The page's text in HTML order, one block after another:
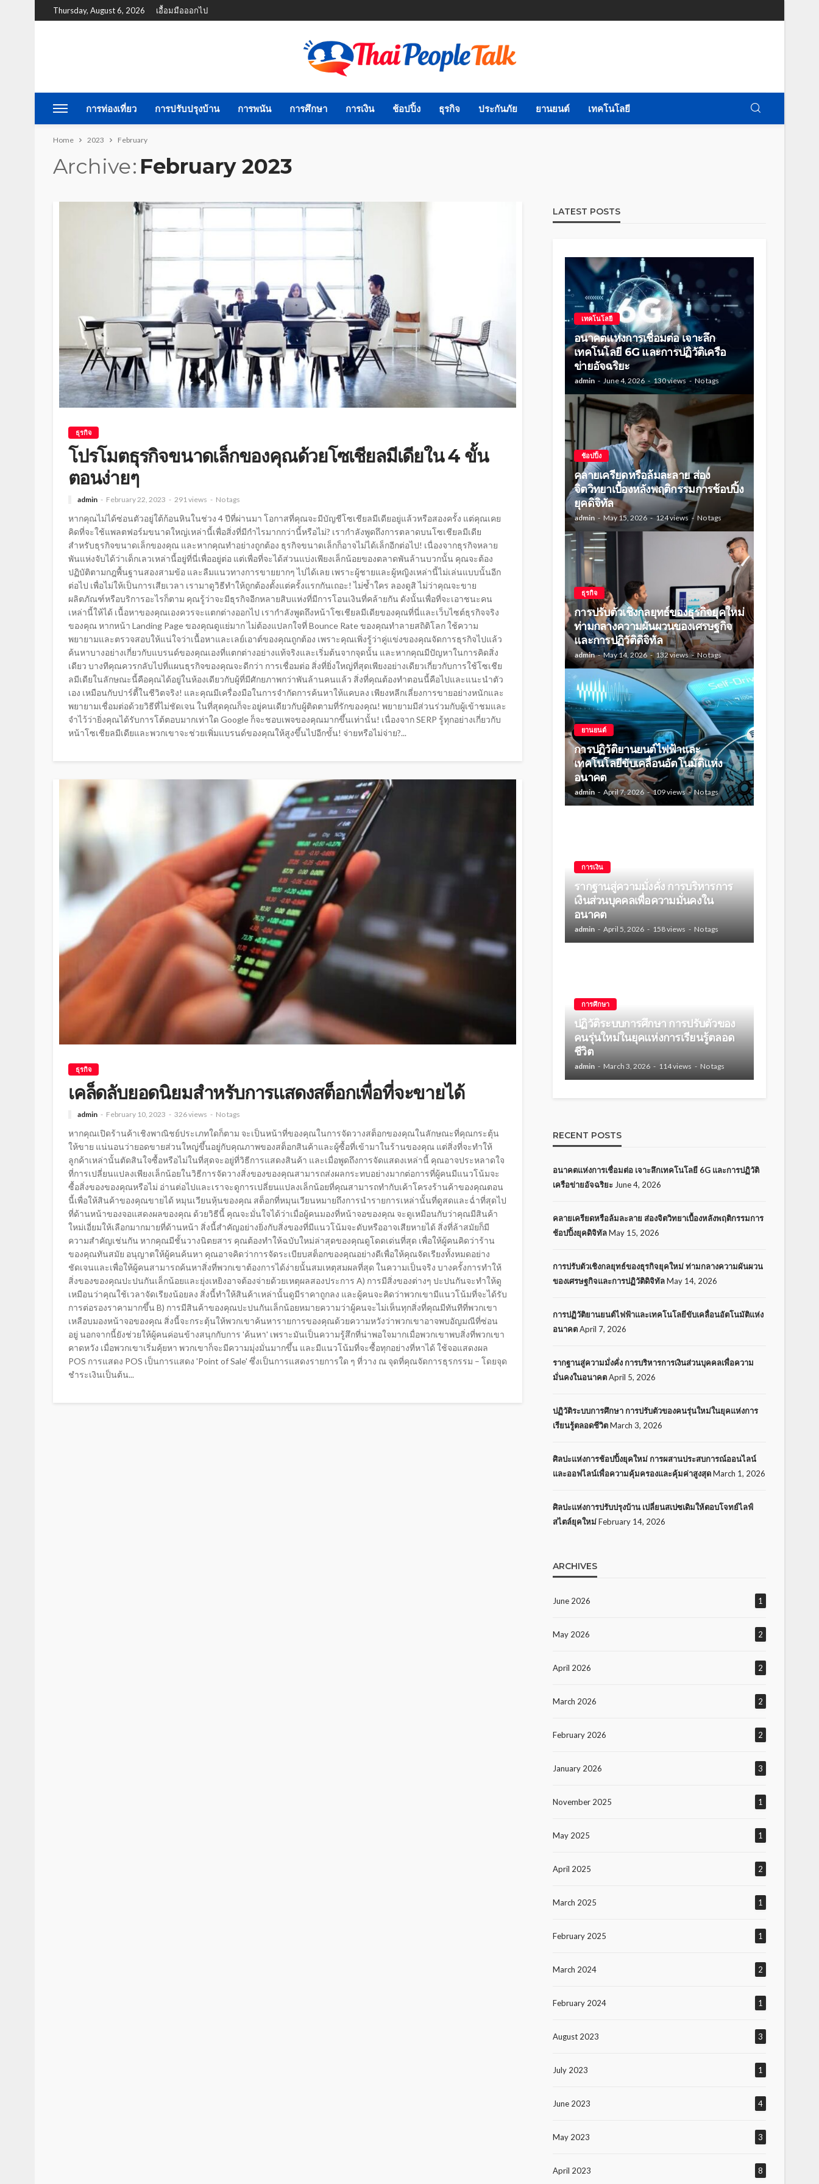
Thursday, August 6, 2026 เอื้อมมือออกไป
การท่องเที่ยว การปรับปรุงบ้าน การพนัน การศึกษา การเงิน ช้อปปิ้ง ธุรกิจ ประกันภัย ยานยนต์ เทคโนโลยี
Home 2023 February
Archive February 2023
ธุรกิจ
โปรโมตธุรกิจขนาดเล็กของคุณด้วยโซเชียลมีเดียใน 4 ขั้น
ตอนง่ายๆ
admin February 22, 2023 291 views No tags
หากคุณไม่ได้ซ่อนตัวอยู่ใต้ก้อนหินในช่วง 4 ปีที่ผ่านมา โอกาสที่คุณจะมีบัญชีโซเชียลมีเดียอยู่แล้วหรือสองครั้ง แต่คุณเคย
คิดที่จะใช้แพลตฟอร์มขนาดใหญ่เหล่านี้เพื่อสิ่งที่มีกำไรมากกว่านี้หรือไม่? เรากำลังพูดถึงการตลาดบนโซเชียลมีเดีย
สำหรับธุรกิจขนาดเล็กของคุณ และหากคุณทำอย่างถูกต้อง ธุรกิจขนาดเล็กก็อาจไม่ได้เล็กอีกต่อไป! เนื่องจากธุรกิจหลาย
พันแห่งจับได้ว่าเด็กเลวเหล่านี้อยู่ที่นี่เพื่ออยู่ต่อ แต่เพื่อที่จะได้ส่วนแบ่งเพียงเล็กน้อยของตลาดพันล้านบวกนั้น คุณจะต้อง
ปฏิบัติตามกฎพื้นฐานสองสามข้อ และลืมแนวทางการขายยากๆ ไปได้เลย เพราะผู้ชายและผู้หญิงเหล่านี้ไม่เล่นแบบนั้นอีก
ต่อไป เพื่อไม่ให้เป็นการเสียเวลา เรามาดูวิธีทำให้ถูกต้องตั้งแต่ครั้งแรกกันเถอะ! ไม่ซ้ำใคร ลองดูสิ ไม่ว่าคุณจะขาย
ผลิตภัณฑ์หรือบริการอะไรก็ตาม คุณรู้ว่าจะมีธุรกิจอีกหลายสิบแห่งที่มีการโอนเงินที่คล้ายกัน ดังนั้นเพื่อที่จะเอาชนะคน
เหล่านี้ให้ได้ เนื้อหาของคุณเองควรจะแตกต่างออกไป เรากำลังพูดถึงหน้าโซเชียลมีเดียของคุณที่นี่และเว็บไซต์ธุรกิจจริง
ของคุณ หากหน้า Landing Page ของคุณดูแย่มาก ไม่ต้องแปลกใจที่ Bounce Rate ของคุณทำลายสถิติโลก ใช้ความ
พยายามและตรวจสอบให้แน่ใจว่าเนื้อหาและเลย์เอาต์ของคุณถูกต้อง เพราะคุณเพิ่งรู้ว่าคู่แข่งของคุณจัดการธุรกิจไปแล้ว
ค้นหาบางอย่างเกี่ยวกับแบรนด์ของคุณเองที่แตกต่างอย่างแท้จริงและเริ่มต้นจากจุดนั้น และหากคุณมีปัญหาในการคิดสิ่ง
เดียว บางทีคุณควรกลับไปที่แผนธุรกิจของคุณจะดีกว่า การเชื่อมต่อ สิ่งที่ยิ่งใหญ่ที่สุดเพียงอย่างเดียวเกี่ยวกับการใช้โซเชีย
ลมีเดียในลักษณะนี้คือคุณได้อยู่ในห้องเดียวกับผู้ที่มีศักยภาพกว่าพันล้านคนแล้ว สิ่งที่คุณต้องทำตอนนี้คือไปและแนะนำตัว
เอง เหมือนกับปาร์ตี้ในชีวิตจริง! และคุณมีเครื่องมือในการจำกัดการค้นหาให้แคบลง เพียงหลีกเลี่ยงการขายอย่างหนักและ
พยายามเชื่อมต่อด้วยวิธีที่ไม่ชัดเจน ในที่สุดคุณก็จะอยู่คนเดียวกับผู้ติดตามที่รักของคุณ! พยายามมีส่วนร่วมกับผู้เข้าชมและ
จำไว้ว่ายิ่งคุณได้รับการโต้ตอบมากเท่าใด Google ก็จะชอบเพจของคุณมากขึ้นเท่านั้น! เนื่องจาก SERP รู้ทุกอย่างเกี่ยวกับ
หน้าโซเชียลมีเดียและพวกเขาจะช่วยเพิ่มแบรนด์ของคุณให้สูงขึ้นไปอีกขั้น! จ่ายหรือไม่จ่าย?...
ธุรกิจ
เคล็ดลับยอดนิยมสำหรับการแสดงสต็อกเพื่อที่จะขายได้
admin February 10, 2023 326 views No tags
หากคุณเปิดร้านค้าเชิงพาณิชย์ประเภทใดก็ตาม จะเป็นหน้าที่ของคุณในการจัดวางสต็อกของคุณในลักษณะที่คุณกระตุ้น
ให้ขาย แน่นอนว่ายอดขายส่วนใหญ่ขึ้นอยู่กับคุณภาพของสต็อกสินค้าและผู้ซื้อที่เข้ามาในร้านของคุณ แต่สิ่งที่จะทำให้
ลูกค้าเหล่านั้นตัดสินใจซื้อหรือไม่ในที่สุดจะอยู่ที่วิธีการแสดงสินค้า และเมื่อพูดถึงการจัดแสดงเหล่านี้ คุณอาจประหลาดใจ
ที่การเปลี่ยนแปลงเพียงเล็กน้อยในวิธีการจัดวางสิ่งของของคุณสามารถส่งผลกระทบอย่างมากต่อการที่ผู้คนมีแนวโน้มจะ
ซื้อสิ่งของของคุณหรือไม่ อ่านต่อไปและเราจะดูการเปลี่ยนแปลงเล็กน้อยที่คุณสามารถทำกับเค้าโครงร้านค้าของคุณตอน
นี้เพื่อให้สินค้าของคุณขายได้ หมุนเวียนหุ้นของคุณ สต็อกที่หมุนเวียนหมายถึงการนำรายการเหล่านั้นที่ดูสดและฉ่ำที่สุดไป
ที่ด้านหน้าของจอแสดงผลของคุณ ด้วยวิธีนี้ คุณจะมั่นใจได้ว่าเมื่อผู้คนมองที่หน้าจอของคุณ จะดูเหมือนกับว่าคุณมีสินค้า
ใหม่เอี่ยมให้เลือกมากมายที่ด้านหน้า สิ่งนี้สำคัญอย่างยิ่งกับสิ่งของที่มีแนวโน้มจะดับหรืออาจเสียหายได้ สิ่งที่ล้าสมัยก็มี
ความสำคัญเช่นกัน หากคุณมีชั้นวางนิตยสาร คุณต้องทำให้ฉบับใหม่ล่าสุดของคุณดูโดดเด่นที่สุด เพื่อให้ผู้คนคิดว่าร้าน
ของคุณทันสมัย อนุญาตให้ผู้คนค้นหา คุณอาจคิดว่าการจัดระเบียบสต็อกของคุณอย่างดีเพื่อให้คุณจัดเรียงทั้งหมดอย่าง
ชัดเจนและเพื่อให้ผู้คนสามารถค้นหาสิ่งที่พวกเขาต้องการได้ง่ายนั้นสมเหตุสมผลที่สุด ในความเป็นจริง บางครั้งการทำให้
สิ่งของของคุณปะปนกันเล็กน้อยและยุ่งเหยิงอาจต้องจ่ายด้วยเหตุผลสองประการ A) การมีสิ่งของต่างๆ ปะปนกันจะทำให้ดู
เหมือนว่าคุณใช้เวลาจัดเรียงน้อยลง สิ่งนี้ทำให้สินค้าเหล่านั้นดูมีราคาถูกลง และผู้คนจะคิดว่าพวกเขามีแนวโน้มที่จะได้รับ
การต่อรองราคามากขึ้น B) การมีสินค้าของคุณปะปนกันเล็กน้อยหมายความว่าผู้คนจะไม่เห็นทุกสิ่งที่คุณมีทันทีที่พวกเขา
เหลือบมองหน้าจอของคุณ สิ่งนี้จะกระตุ้นให้พวกเขาค้นหารายการของคุณด้วยความหวังว่าพวกเขาอาจพบอัญมณีที่ซ่อน
อยู่ นอกจากนี้ยังช่วยให้ผู้คนค่อนข้างสนุกกับการ 'ค้นหา' เพราะมันเป็นความรู้สึกที่น่าพอใจมากเมื่อพวกเขาพบสิ่งที่พวกเขา
คาดหวัง เมื่อพวกเขาเริ่มคุ้ยหา พวกเขาก็จะมีความมุ่งมั่นมากขึ้น และมีแนวโน้มที่จะซื้อทุกอย่างที่หาได้ ใช้จอแสดงผล
POS การแสดง POS เป็นการแสดง 'Point of Sale' ซึ่งเป็นการแสดงรายการใด ๆ ที่วาง ณ จุดที่คุณจัดการธุรกรรม – โดยจุด
ชำระเงินเป็นต้น...
LATEST POSTS
เทคโนโลยี
อนาคตแห่งการเชื่อมต่อ เจาะลึก
เทคโนโลยี 6G และการปฏิวัติเครือ
ข่ายอัจฉริยะ
admin June 4, 2026 130 views No tags
ช้อปปิ้ง
คลายเครียดหรือล้มละลาย ส่อง
จิตวิทยาเบื้องหลังพฤติกรรมการช้อปปิ้ง
ยุคดิจิทัล
admin May 15, 2026 124 views No tags
ธุรกิจ
การปรับตัวเชิงกลยุทธ์ของธุรกิจยุคใหม่
ท่ามกลางความผันผวนของเศรษฐกิจ
และการปฏิวัติดิจิทัล
admin May 14, 2026 132 views No tags
ยานยนต์
การปฏิวัติยานยนต์ไฟฟ้าและ
เทคโนโลยีขับเคลื่อนอัตโนมัติแห่ง
อนาคต
admin April 7, 2026 109 views No tags
การเงิน
รากฐานสู่ความมั่งคั่ง การบริหารการ
เงินส่วนบุคคลเพื่อความมั่นคงใน
อนาคต
admin April 5, 2026 158 views No tags
การศึกษา
ปฏิวัติระบบการศึกษา การปรับตัวของ
คนรุ่นใหม่ในยุคแห่งการเรียนรู้ตลอด
ชีวิต
admin March 3, 2026 114 views No tags
RECENT POSTS
อนาคตแห่งการเชื่อมต่อ เจาะลึกเทคโนโลยี 6G และการปฏิวัติ
เครือข่ายอัจฉริยะ June 4, 2026
คลายเครียดหรือล้มละลาย ส่องจิตวิทยาเบื้องหลังพฤติกรรมการ
ช้อปปิ้งยุคดิจิทัลMay 15, 2026
การปรับตัวเชิงกลยุทธ์ของธุรกิจยุคใหม่ ท่ามกลางความผันผวน
ของเศรษฐกิจและการปฏิวัติดิจิทัลMay 14, 2026
การปฏิวัติยานยนต์ไฟฟ้าและเทคโนโลยีขับเคลื่อนอัตโนมัติแห่ง
อนาคตApril 7, 2026
รากฐานสู่ความมั่งคั่ง การบริหารการเงินส่วนบุคคลเพื่อความ
มั่นคงในอนาคตApril 5, 2026
ปฏิวัติระบบการศึกษา การปรับตัวของคนรุ่นใหม่ในยุคแห่งการ
เรียนรู้ตลอดชีวิตMarch 3, 2026
ศิลปะแห่งการช้อปปิ้งยุคใหม่ การผสานประสบการณ์ออนไลน์
และออฟไลน์เพื่อความคุ้มครองและคุ้มค่าสูงสุดMarch 1, 2026
ศิลปะแห่งการปรับปรุงบ้าน เปลี่ยนสเปซเดิมให้ตอบโจทย์ไลฟ์
สไตล์ยุคใหม่February 14, 2026
ARCHIVES
June 2026 1
May 2026 2
April 2026 2
March 2026 2
February 2026 2
January 2026 3
November 2025 1
May 2025 1
April 2025 2
March 2025 1
February 2025 1
March 2024 2
February 2024 1
August 2023 3
July 2023 1
June 2023 4
May 2023 3
April 2023 8